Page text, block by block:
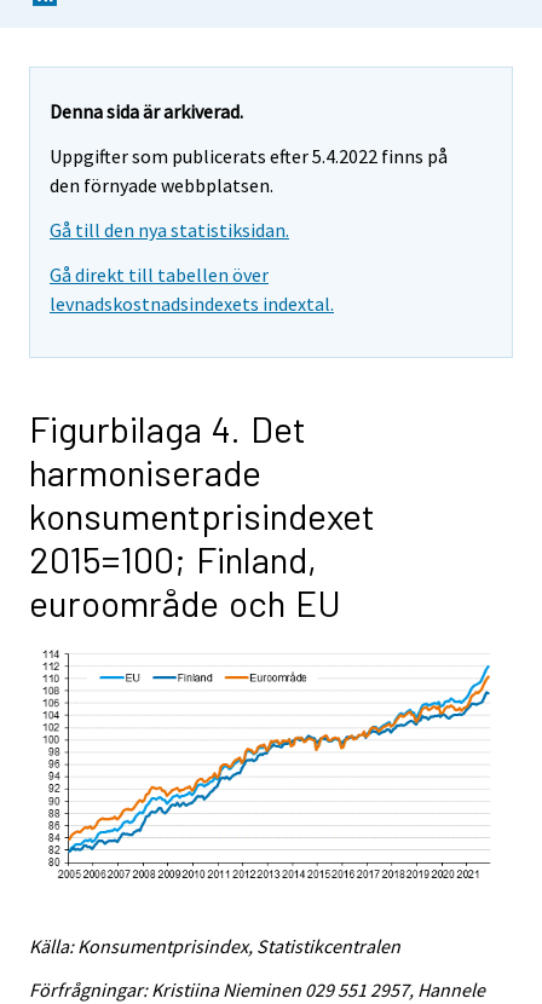
Denna sida är arkiverad.
Uppgifter som publicerats efter 5.4.2022 finns på
den förnyade webbplatsen.
Gå till den nya statistiksidan.
Gå direkt till tabellen över
levnadskostnadsindexets indextal.
Figurbilaga 4. Det
harmoniserade
konsumentprisindexet
2015=100; Finland,
euroområde och EU
Källa: Konsumentprisindex, Statistikcentralen
Förfrågningar: Kristiina Nieminen 029 551 2957, Hannele